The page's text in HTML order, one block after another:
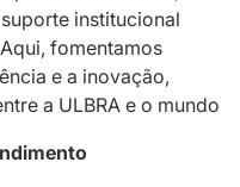
institucional
fomentamos
e a inovação,
a ULBRA e o mundo